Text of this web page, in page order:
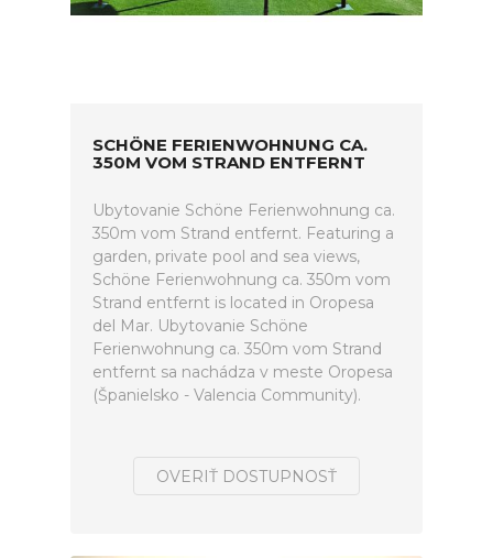
SCHÖNE FERIENWOHNUNG CA.
350M VOM STRAND ENTFERNT
Ubytovanie Schöne Ferienwohnung ca.
350m vom Strand entfernt. Featuring a
garden, private pool and sea views,
Schöne Ferienwohnung ca. 350m vom
Strand entfernt is located in Oropesa
del Mar. Ubytovanie Schöne
Ferienwohnung ca. 350m vom Strand
entfernt sa nachádza v meste Oropesa
(Španielsko - Valencia Community).
OVERIŤ DOSTUPNOSŤ